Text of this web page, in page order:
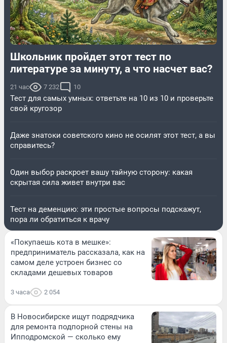
Школьник пройдет этот тест по
литературе за минуту, а что насчет вас?
21 час 7 232 10
Тест для самых умных: ответьте на 10 из 10 и проверьте
свой кругозор
Даже знатоки советского кино не осилят этот тест, а вы
справитесь?
Один выбор раскроет вашу тайную сторону: какая
скрытая сила живет внутри вас
Тест на деменцию: эти простые вопросы подскажут,
пора ли обратиться к врачу
«Покупаешь кота в мешке»:
предприниматель рассказала, как на
самом деле устроен бизнес со
складами дешевых товаров
3 часа 2 054
В Новосибирске ищут подрядчика
для ремонта подпорной стены на
Ипподромской — сколько ему